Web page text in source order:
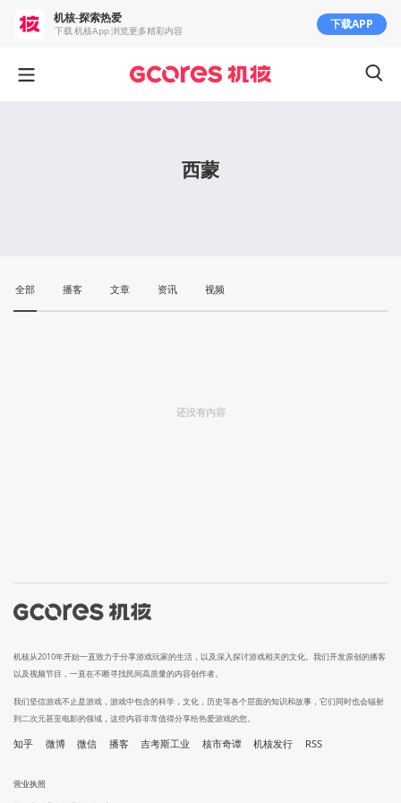
西蒙
全部 播客 文章 资讯 视频
还没有内容
机核从2010年开始一直致力于分享游戏玩家的生活，以及深入探讨游戏相关的文化。我们开发原创的播客
以及视频节目，一直在不断寻找民间高质量的内容创作者。
我们坚信游戏不止是游戏，游戏中包含的科学，文化，历史等各个层面的知识和故事，它们同时也会辐射
到二次元甚至电影的领域，这些内容非常值得分享给热爱游戏的您。
知乎 微博 微信 播客 吉考斯工业 核市奇谭 机核发行 RSS
营业执照
机核-探索热爱
下载 机核App 浏览更多精彩内容 下载APP